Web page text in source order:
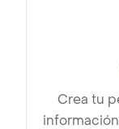
Crea tu